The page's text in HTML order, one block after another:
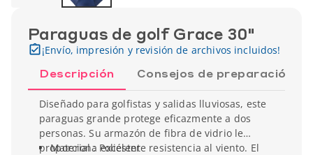
Paraguas de golf Grace 30"
¡Envío, impresión y revisión de archivos incluidos!
Descripción Consejos de preparación
Diseñado para golfistas y salidas lluviosas, este
paraguas grande protege eficazmente a dos
personas. Su armazón de fibra de vidrio le
proporciona excelente resistencia al viento. El
Material : Poliéster